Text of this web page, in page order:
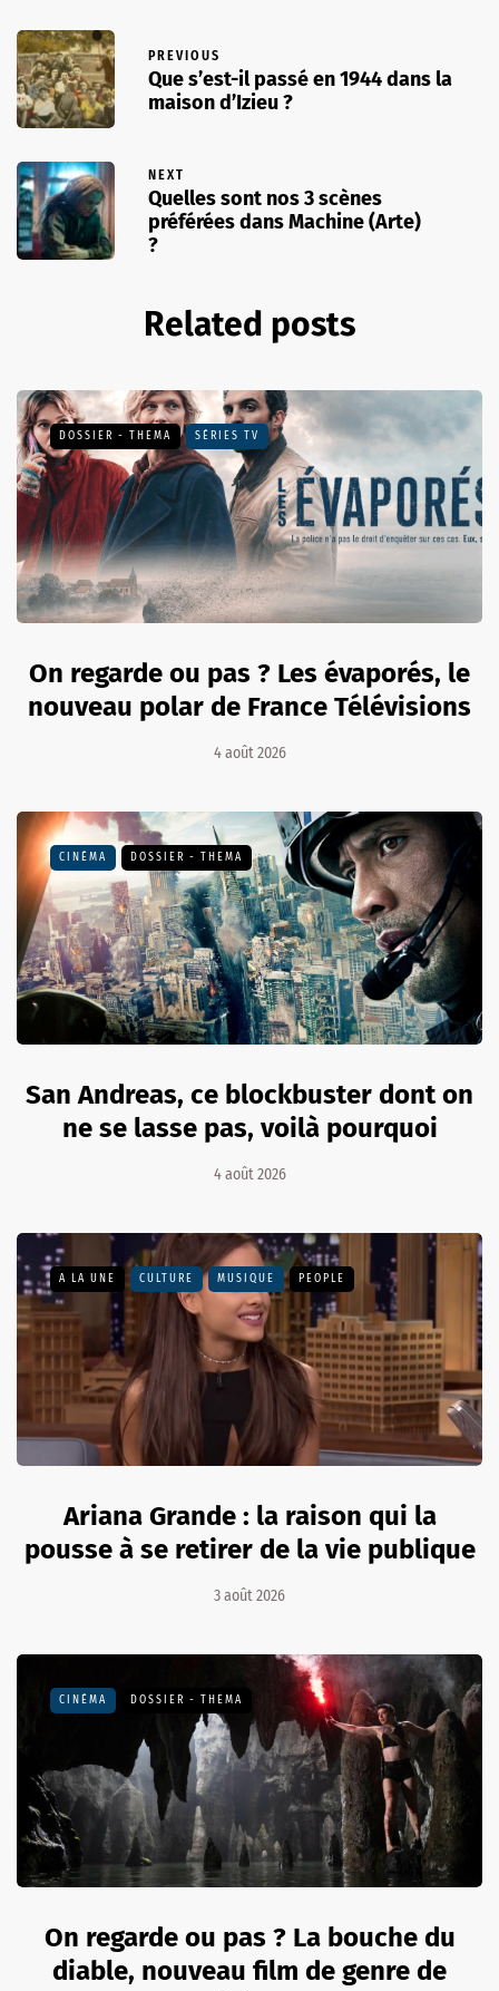
PREVIOUS
Que s’est-il passé en 1944 dans la
maison d’Izieu ?
NEXT
Quelles sont nos 3 scènes
préférées dans Machine (Arte)
?
Related posts
DOSSIER - THEMA SÉRIES TV
On regarde ou pas ? Les évaporés, le
nouveau polar de France Télévisions
4 août 2026
CINÉMA DOSSIER - THEMA
San Andreas, ce blockbuster dont on
ne se lasse pas, voilà pourquoi
4 août 2026
A LA UNE CULTURE MUSIQUE PEOPLE
Ariana Grande : la raison qui la
pousse à se retirer de la vie publique
3 août 2026
CINÉMA DOSSIER - THEMA
On regarde ou pas ? La bouche du
diable, nouveau film de genre de